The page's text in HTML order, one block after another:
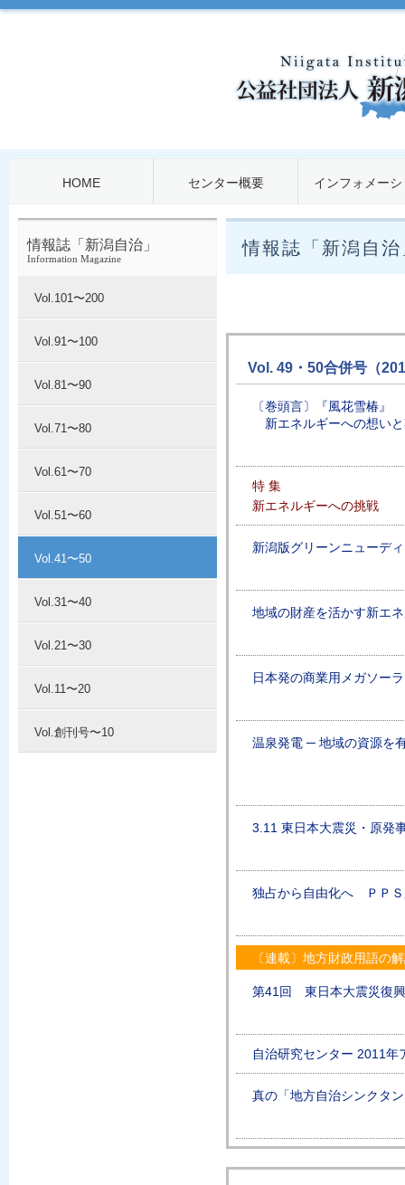
HOME センター概要 インフォメーシ
情報誌「新潟自治
Vol. 49・50合併号（
〔巻頭言〕『風花雪椿』
新エネルギーへの想い
特 集
新エネルギーへの挑戦
新潟版グリーンニューデ
地域の財産を活かす新エ
日本発の商業用メガソー
温泉発電 ─ 地域の資源を
3.11 東日本大震災・原発
独占から自由化へ ＰＰＳ
〔連載〕地方財政用語の
第41回 東日本大震災復
自治研究センター 2011年
真の「地方自治シンクタ
情報誌「新潟自治」
Information Magazine
Vol.101〜200
Vol.91〜100
Vol.81〜90
Vol.71〜80
Vol.61〜70
Vol.51〜60
Vol.41〜50
Vol.31〜40
Vol.21〜30
Vol.11〜20
Vol.創刊号〜10